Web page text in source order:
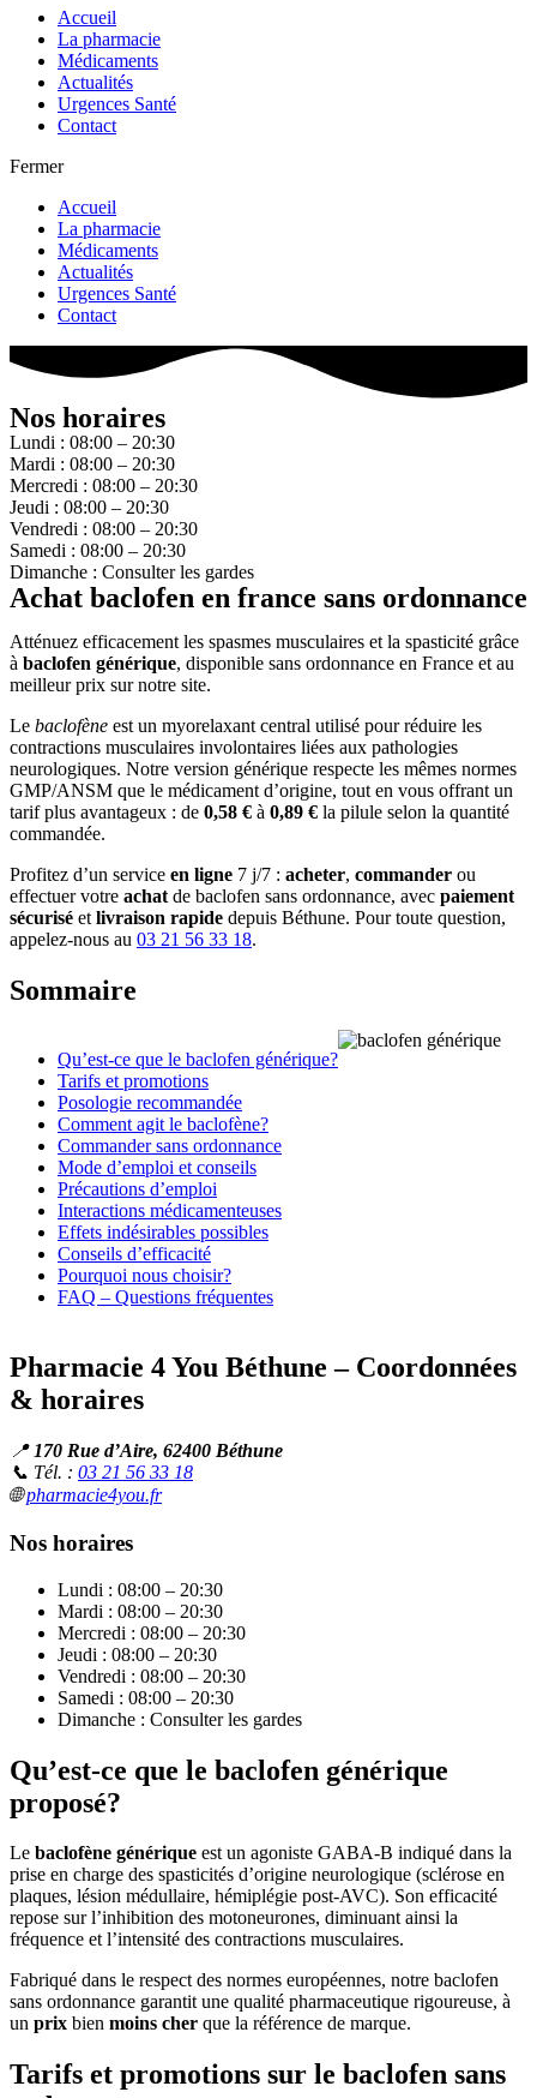
Accueil
La pharmacie
Médicaments
Actualités
Urgences Santé
Contact
Fermer
Accueil
La pharmacie
Médicaments
Actualités
Urgences Santé
Contact
Nos horaires
Lundi : 08:00 – 20:30
Mardi : 08:00 – 20:30
Mercredi : 08:00 – 20:30
Jeudi : 08:00 – 20:30
Vendredi : 08:00 – 20:30
Samedi : 08:00 – 20:30
Dimanche : Consulter les gardes
Achat baclofen en france sans ordonnance
Atténuez efficacement les spasmes musculaires et la spasticité grâce
à baclofen générique, disponible sans ordonnance en France et au
meilleur prix sur notre site.
Le baclofène est un myorelaxant central utilisé pour réduire les
contractions musculaires involontaires liées aux pathologies
neurologiques. Notre version générique respecte les mêmes normes
GMP/ANSM que le médicament d’origine, tout en vous offrant un
tarif plus avantageux : de 0,58 € à 0,89 € la pilule selon la quantité
commandée.
Profitez d’un service en ligne 7 j/7 : acheter, commander ou
effectuer votre achat de baclofen sans ordonnance, avec paiement
sécurisé et livraison rapide depuis Béthune. Pour toute question,
appelez-nous au 03 21 56 33 18.
Sommaire
Qu’est-ce que le baclofen générique?
Tarifs et promotions
Posologie recommandée
Comment agit le baclofène?
Commander sans ordonnance
Mode d’emploi et conseils
Précautions d’emploi
Interactions médicamenteuses
Effets indésirables possibles
Conseils d’efficacité
Pourquoi nous choisir?
FAQ – Questions fréquentes
Pharmacie 4 You Béthune – Coordonnées
& horaires
📍 170 Rue d’Aire, 62400 Béthune
📞 Tél. : 03 21 56 33 18
🌐pharmacie4you.fr
Nos horaires
Lundi : 08:00 – 20:30
Mardi : 08:00 – 20:30
Mercredi : 08:00 – 20:30
Jeudi : 08:00 – 20:30
Vendredi : 08:00 – 20:30
Samedi : 08:00 – 20:30
Dimanche : Consulter les gardes
Qu’est-ce que le baclofen générique
proposé?
Le baclofène générique est un agoniste GABA-B indiqué dans la
prise en charge des spasticités d’origine neurologique (sclérose en
plaques, lésion médullaire, hémiplégie post-AVC). Son efficacité
repose sur l’inhibition des motoneurones, diminuant ainsi la
fréquence et l’intensité des contractions musculaires.
Fabriqué dans le respect des normes européennes, notre baclofen
sans ordonnance garantit une qualité pharmaceutique rigoureuse, à
un prix bien moins cher que la référence de marque.
Tarifs et promotions sur le baclofen sans